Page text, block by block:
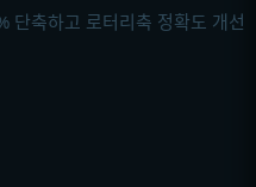
단축하고 로터리축 정확도 개선